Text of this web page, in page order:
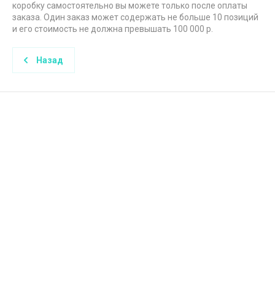
коробку самостоятельно вы можете только после оплаты
заказа. Один заказ может содержать не больше 10 позиций
и его стоимость не должна превышать 100 000 р.
Назад